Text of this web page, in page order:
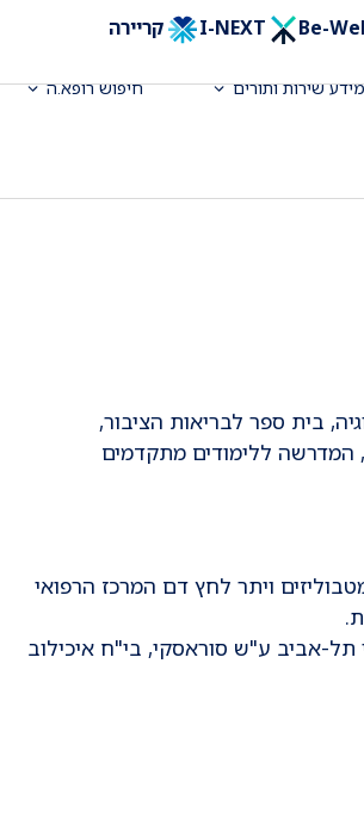
קריירה
שירות ותורים חיפוש רופא.ה
המרפאה למחלות עצם,
בית ספר לבריאות הציבור,
ללימודים מתקדמים
מטבוליזים ויתר לחץ דם המרכז הרפואי